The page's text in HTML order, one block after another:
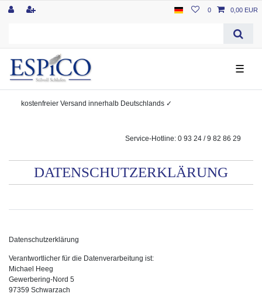
0 0,00 EUR
☰
kostenfreier Versand innerhalb Deutschlands ✓
Service-Hotline: 0 93 24 / 9 82 86 29
DATEN­SCHUTZ­ERKLÄRUNG
Datenschutzerklärung
Verantwortlicher für die Datenverarbeitung ist:
Michael Heeg
Gewerbering-Nord 5
97359 Schwarzach